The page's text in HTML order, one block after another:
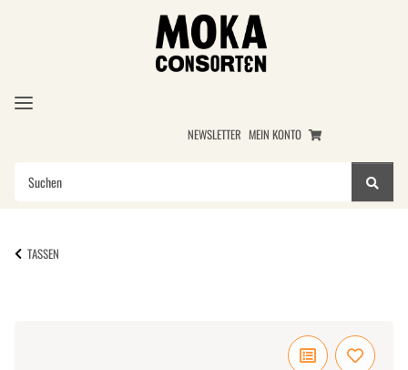
NEWSLETTER MEIN KONTO
TASSEN